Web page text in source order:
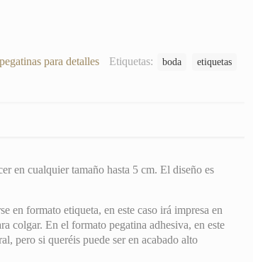
para detalles Etiquetas: boda
etiquetas
en cualquier tamaño hasta 5 cm. El diseño es
en formato etiqueta, en este caso irá impresa en
colgar. En el formato pegatina adhesiva, en este
pero si queréis puede ser en acabado alto